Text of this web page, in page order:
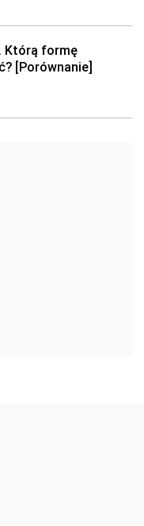
Którą formę
[Porównanie]